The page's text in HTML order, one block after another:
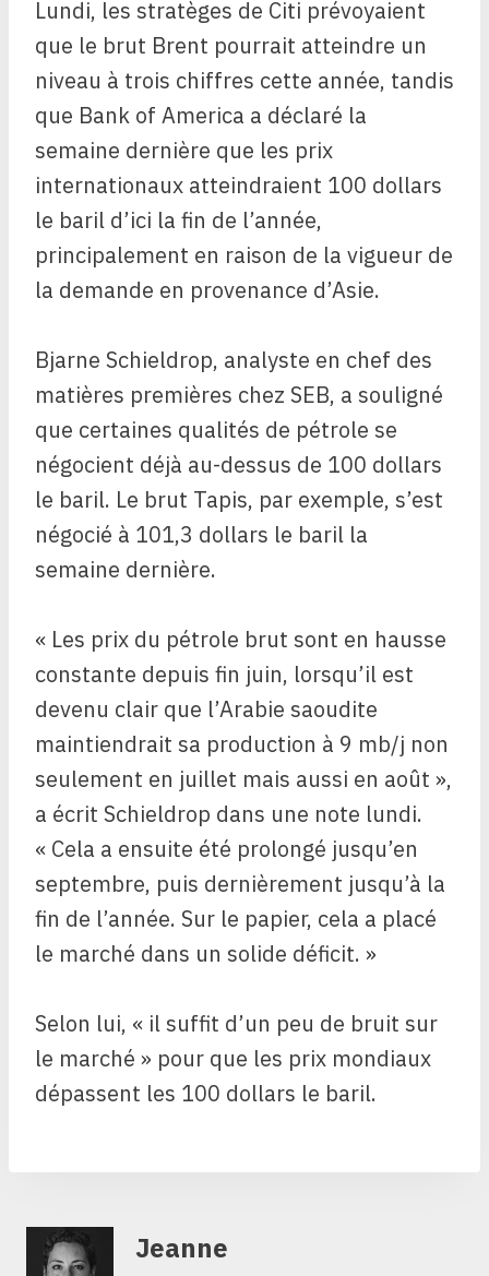
Lundi, les stratèges de Citi prévoyaient
que le brut Brent pourrait atteindre un
niveau à trois chiffres cette année, tandis
que Bank of America a déclaré la
semaine dernière que les prix
internationaux atteindraient 100 dollars
le baril d’ici la fin de l’année,
principalement en raison de la vigueur de
la demande en provenance d’Asie.
Bjarne Schieldrop, analyste en chef des
matières premières chez SEB, a souligné
que certaines qualités de pétrole se
négocient déjà au-dessus de 100 dollars
le baril. Le brut Tapis, par exemple, s’est
négocié à 101,3 dollars le baril la
semaine dernière.
« Les prix du pétrole brut sont en hausse
constante depuis fin juin, lorsqu’il est
devenu clair que l’Arabie saoudite
maintiendrait sa production à 9 mb/j non
seulement en juillet mais aussi en août »,
a écrit Schieldrop dans une note lundi.
« Cela a ensuite été prolongé jusqu’en
septembre, puis dernièrement jusqu’à la
fin de l’année. Sur le papier, cela a placé
le marché dans un solide déficit. »
Selon lui, « il suffit d’un peu de bruit sur
le marché » pour que les prix mondiaux
dépassent les 100 dollars le baril.
Jeanne